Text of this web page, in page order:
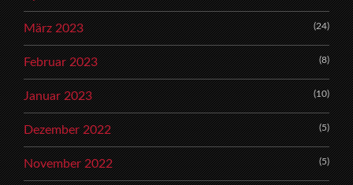
März 2023 (24)
Februar 2023 (8)
Januar 2023 (10)
Dezember 2022 (5)
November 2022 (5)